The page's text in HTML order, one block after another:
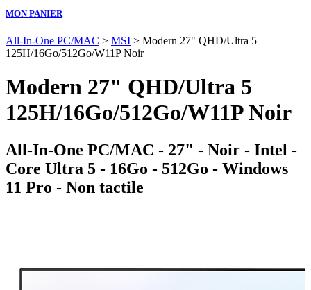
MON PANIER
All-In-One PC/MAC > MSI > Modern 27" QHD/Ultra 5
125H/16Go/512Go/W11P Noir
Modern 27" QHD/Ultra 5
125H/16Go/512Go/W11P Noir
All-In-One PC/MAC - 27" - Noir - Intel -
Core Ultra 5 - 16Go - 512Go - Windows
11 Pro - Non tactile